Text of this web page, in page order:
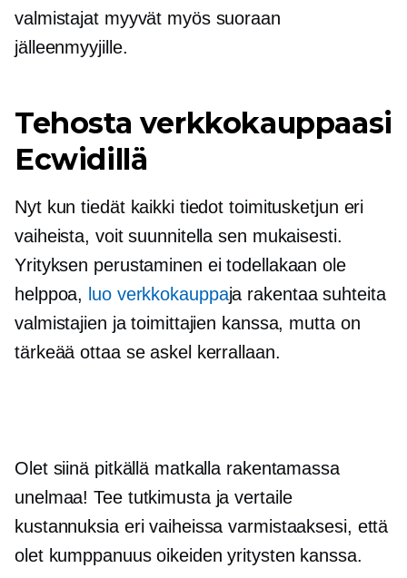
valmistajat myyvät myös suoraan
jälleenmyyjille.
Tehosta verkkokauppaasi
Ecwidillä
Nyt kun tiedät kaikki tiedot toimitusketjun eri
vaiheista, voit suunnitella sen mukaisesti.
Yrityksen perustaminen ei todellakaan ole
helppoa, luo verkkokauppaja rakentaa suhteita
valmistajien ja toimittajien kanssa, mutta on
tärkeää ottaa se askel kerrallaan.
Olet siinä pitkällä matkalla rakentamassa
unelmaa! Tee tutkimusta ja vertaile
kustannuksia eri vaiheissa varmistaaksesi, että
olet kumppanuus oikeiden yritysten kanssa.